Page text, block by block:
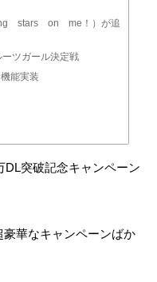
stars on me！）が追
ツガール決定戦
能実装
DL突破記念キャンペーン
華なキャンペーンばか